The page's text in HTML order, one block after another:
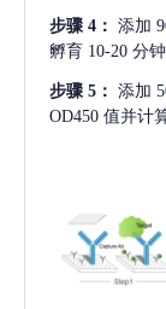
步骤 4： 添加
孵育 10-20 分
步骤 5： 添加
OD450 值并计